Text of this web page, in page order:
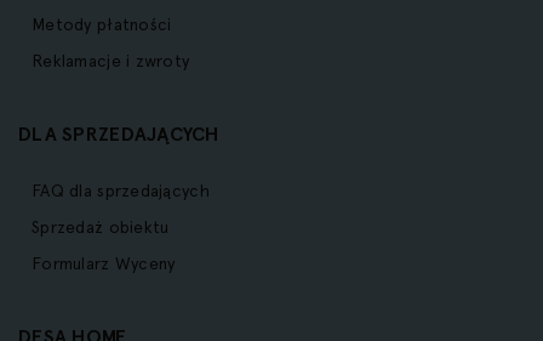
Metody płatności
Reklamacje i zwroty
DLA SPRZEDAJĄCYCH
FAQ dla sprzedających
Sprzedaż obiektu
Formularz Wyceny